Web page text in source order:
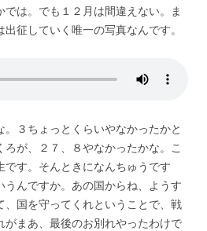
は。でも１２月は間違えない。ま
征していく唯一の写真なんです。
３ちょっとくらいやなかったかと
が、２７、８やなかったかな。こ
す。そんときになんちゅうです
んですか。あの国からね、ようす
、国を守ってくれということで、戦
がまあ、最後のお別れやったわけで